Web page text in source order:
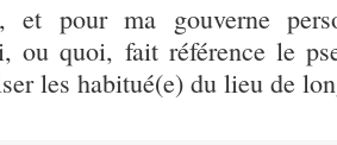
et pour ma gouverne
ou quoi, fait référence le
les habitué(e) du lieu de